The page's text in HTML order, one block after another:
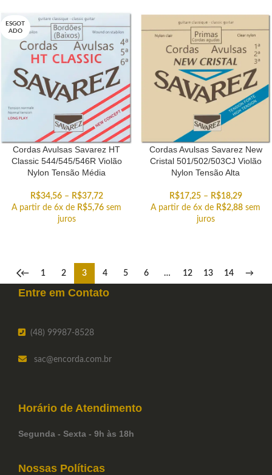
ESGOT
ADO
Cordas Avulsas Savarez HT
Classic 544/545/546R Violão
Nylon Tensão Média
R$34,56 – R$37,72
A partir de 6x de R$5,76 sem
juros
Cordas Avulsas Savarez New
Cristal 501/502/503CJ Violão
Nylon Tensão Alta
R$17,25 – R$18,29
A partir de 6x de R$2,88 sem
juros
← 1 2 3 4 5 6 … 12 13 14 →
Entre em Contato
(48) 99987-8528
sac@encorda.com.br
Horário de Atendimento
Segunda - Sexta - 9h às 18h
Nossas Políticas